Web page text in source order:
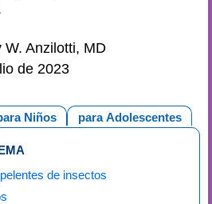
W. Anzilotti, MD
de 2023
para Adolescentes
Niños
de insectos